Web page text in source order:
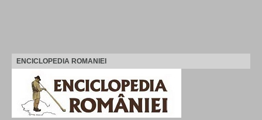
ENCICLOPEDIA ROMANIEI